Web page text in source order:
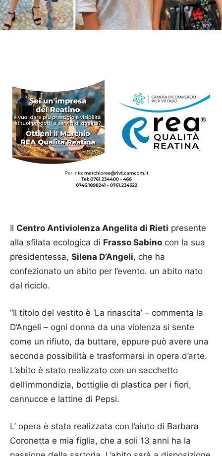
Il Centro Antiviolenza Angelita di Rieti presente
alla sfilata ecologica di Frasso Sabino con la sua
presidentessa, Silena D’Angeli, che ha
confezionato un abito per l’evento. un abito nato
dal riciclo.
“Il titolo del vestito è ‘La rinascita’ – commenta la
D’Angeli – ogni donna da una violenza si sente
come un rifiuto, da buttare, eppure può avere una
seconda possibilità e trasformarsi in opera d’arte.
L’abito è stato realizzato con un sacchetto
dell’immondizia, bottiglie di plastica per i fiori,
cannucce e lattine di Pepsi.
L’ opera è stata realizzata con l’aiuto di Barbara
Coronetta e mia figlia, che a soli 13 anni ha la